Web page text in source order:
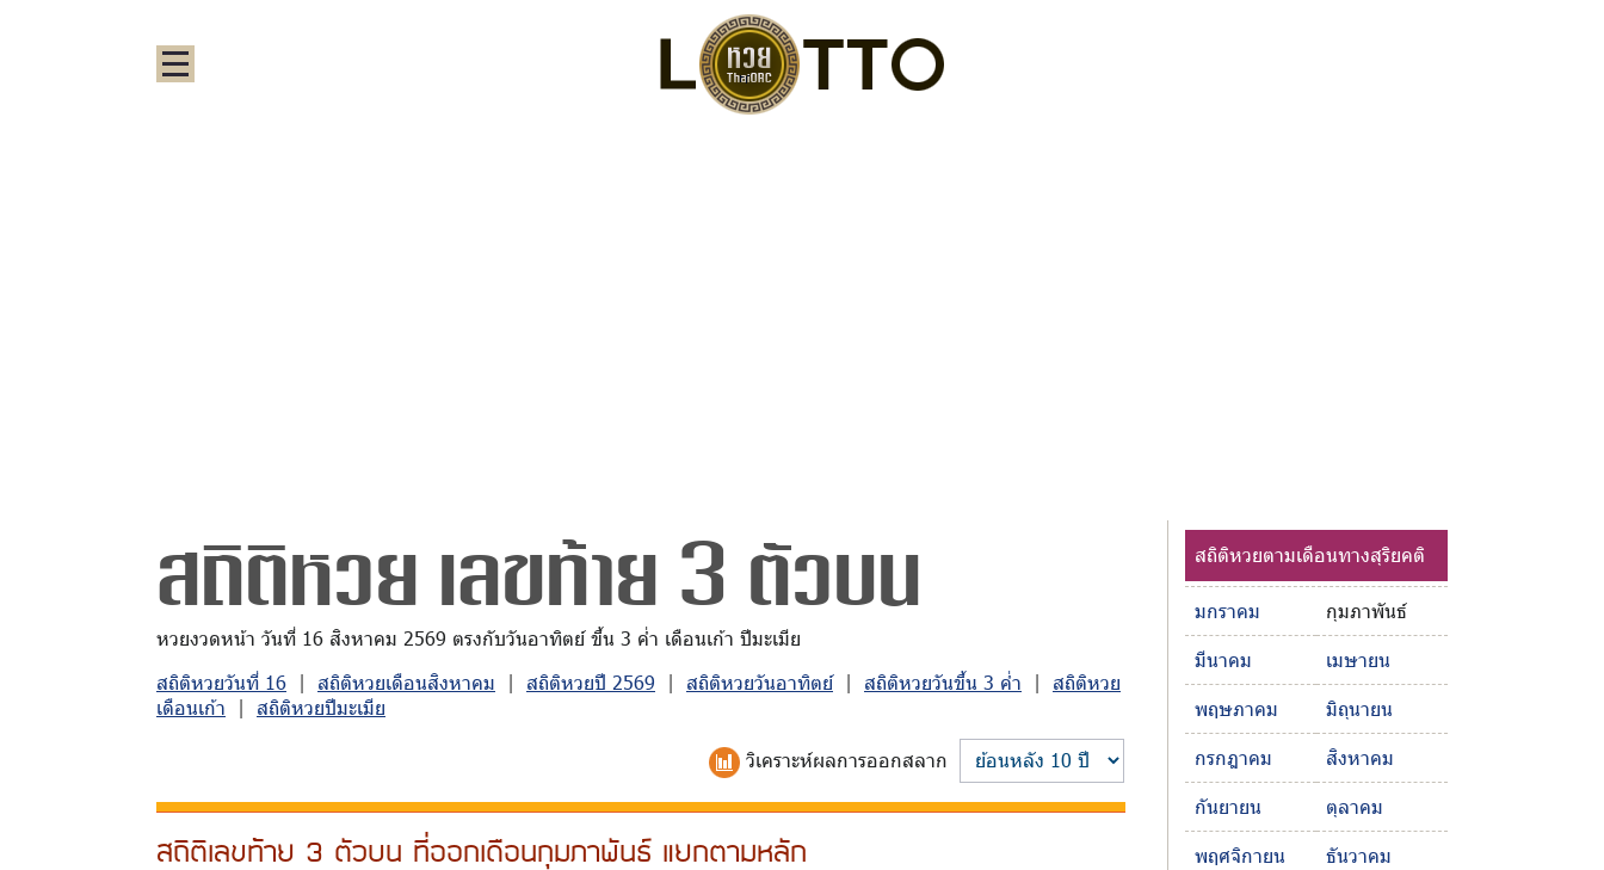
สถิติหวย เลขท้าย 3 ตัวบน
หวยงวดหน้า วันที่ 16 สิงหาคม 2569 ตรงกับวันอาทิตย์ ขึ้น 3 ค่ำ เดือนเก้า ปีมะเมีย
สถิติหวยวันที่ 16 | สถิติหวยเดือนสิงหาคม | สถิติหวยปี 2569 | สถิติหวยวันอาทิตย์| สถิติหวยวันขึ้น 3 ค่ำ | สถิติหวย
เดือนเก้า | สถิติหวยปีมะเมีย
วิเคราะห์ผลการออกสลาก
สถิติเลขท้าย 3 ตัวบน ที่ออกเดือนกุมภาพันธ์ แยกตามหลัก
สถิติหวยตามเดือนทางสุริยคติ
มกราคม
กุมภาพันธ์
มีนาคม
เมษายน
พฤษภาคม
มิถุนายน
กรกฎาคม
สิงหาคม
กันยายน
ตุลาคม
พฤศจิกายน
ธันวาคม